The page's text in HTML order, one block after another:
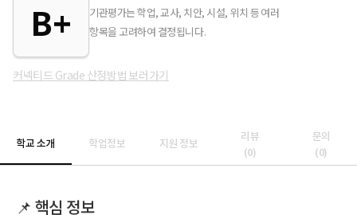
B+
기관평가는 학업, 교사, 치안, 시설, 위치 등 여러
항목을 고려하여 결정됩니다.
커넥티드 Grade 산정방법 보러가기
학교 소개 학업정보 지원 정보
리뷰
(0)
문의
(0)
📌 핵심 정보